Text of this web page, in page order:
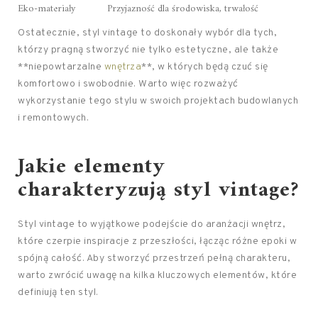
Eko-materiały
Przyjazność dla środowiska, trwałość
Ostatecznie, styl vintage to doskonały wybór dla tych,
którzy pragną stworzyć nie tylko estetyczne, ale także
**niepowtarzalne wnętrza**, w których będą czuć się
komfortowo i swobodnie. Warto więc rozważyć
wykorzystanie tego stylu w swoich projektach budowlanych
i remontowych.
Jakie elementy
charakteryzują styl vintage?
Styl vintage to wyjątkowe podejście do aranżacji wnętrz,
które czerpie inspiracje z przeszłości, łącząc różne epoki w
spójną całość. Aby stworzyć przestrzeń pełną charakteru,
warto zwrócić uwagę na kilka kluczowych elementów, które
definiują ten styl.